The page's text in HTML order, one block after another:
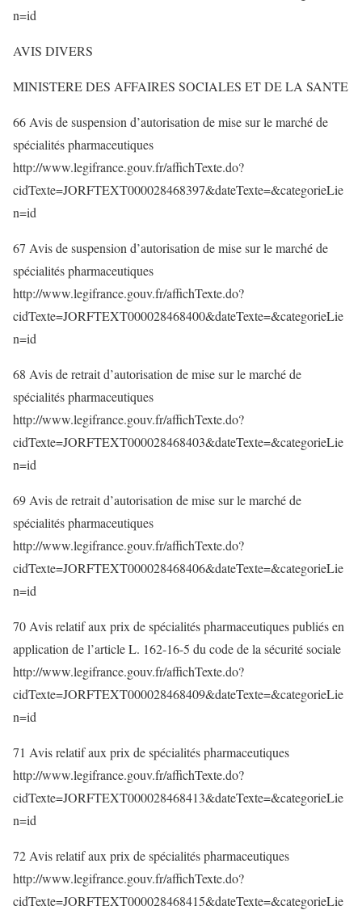
n=id
AVIS DIVERS
MINISTERE DES AFFAIRES SOCIALES ET DE LA SANTE
66 Avis de suspension d’autorisation de mise sur le marché de
spécialités pharmaceutiques
http://www.legifrance.gouv.fr/affichTexte.do?
cidTexte=JORFTEXT000028468397&dateTexte=&categorieLie
n=id
67 Avis de suspension d’autorisation de mise sur le marché de
spécialités pharmaceutiques
http://www.legifrance.gouv.fr/affichTexte.do?
cidTexte=JORFTEXT000028468400&dateTexte=&categorieLie
n=id
68 Avis de retrait d’autorisation de mise sur le marché de
spécialités pharmaceutiques
http://www.legifrance.gouv.fr/affichTexte.do?
cidTexte=JORFTEXT000028468403&dateTexte=&categorieLie
n=id
69 Avis de retrait d’autorisation de mise sur le marché de
spécialités pharmaceutiques
http://www.legifrance.gouv.fr/affichTexte.do?
cidTexte=JORFTEXT000028468406&dateTexte=&categorieLie
n=id
70 Avis relatif aux prix de spécialités pharmaceutiques publiés en
application de l’article L. 162-16-5 du code de la sécurité sociale
http://www.legifrance.gouv.fr/affichTexte.do?
cidTexte=JORFTEXT000028468409&dateTexte=&categorieLie
n=id
71 Avis relatif aux prix de spécialités pharmaceutiques
http://www.legifrance.gouv.fr/affichTexte.do?
cidTexte=JORFTEXT000028468413&dateTexte=&categorieLie
n=id
72 Avis relatif aux prix de spécialités pharmaceutiques
http://www.legifrance.gouv.fr/affichTexte.do?
cidTexte=JORFTEXT000028468415&dateTexte=&categorieLie